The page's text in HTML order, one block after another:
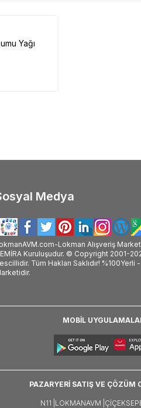
Hhs ürünü nerden alabilirim, Hhs
Yağı
Medya
Lokman Alışveriş
Kuruluşudur. © Copyright 2001-
Tüm Hakları Saklıdır! %100Yerli
MOBİL
PAZARYERİ SATIŞ VE ÇÖZÜM
N11 | LOKMANAVM |